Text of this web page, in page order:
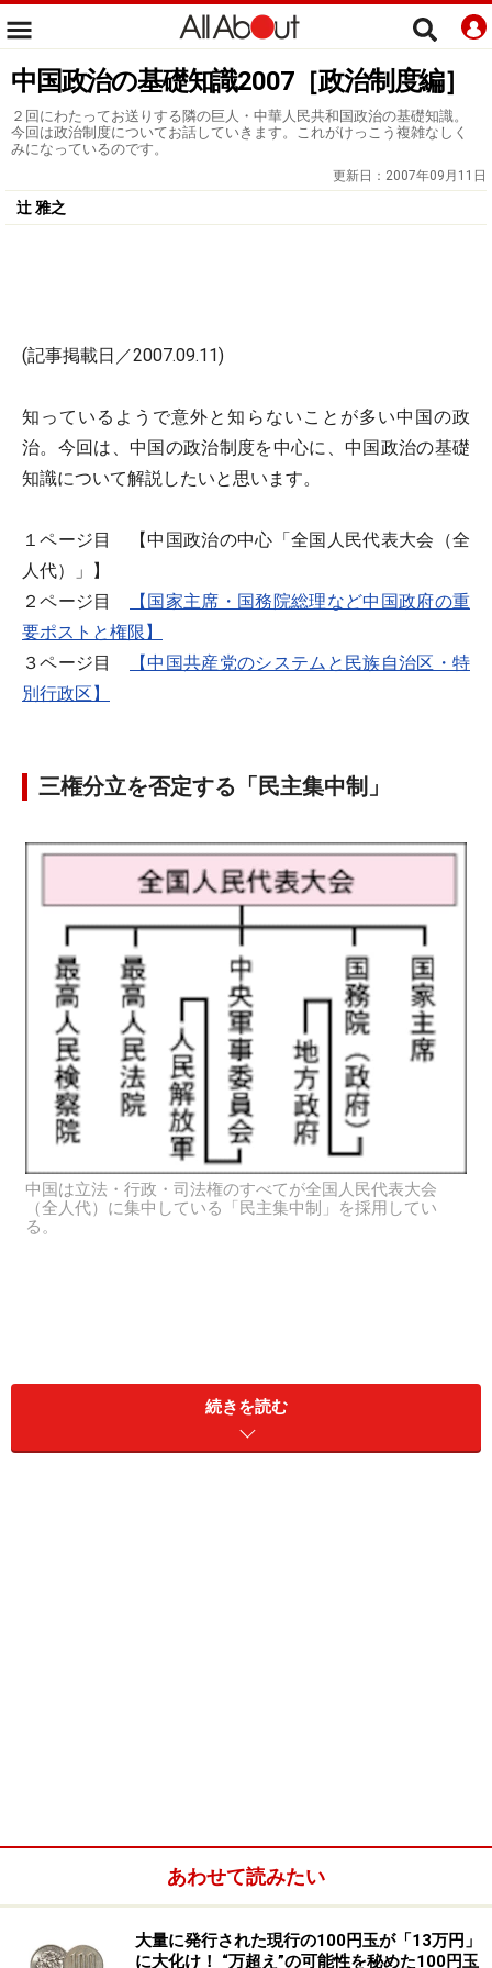
中国政治の基礎知識2007［政治制度編］
２回にわたってお送りする隣の巨人・中華人民共和国政治の基礎知識。
今回は政治制度についてお話していきます。これがけっこう複雑なしく
みになっているのです。
更新日： 2007年09月11日
辻 雅之
(記事掲載日／2007.09.11)
知っているようで意外と知らないことが多い中国の政
治。今回は、中国の政治制度を中心に、中国政治の基礎
知識について解説したいと思います。
１ページ目 【中国政治の中心「全国人民代表大会（全
人代）」】
２ページ目
【国家主席・国務院総理など中国政府の重
要ポストと権限】
３ページ目
【中国共産党のシステムと民族自治区・特
別行政区】
三権分立を否定する「民主集中制」
中国は立法・行政・司法権のすべてが全国人民代表大会
（全人代）に集中している「民主集中制」を採用してい
る。
とはいえ、13億人の人口を抱える中国でほんとうに全人
民が直接国家の政治に参加することは限りなく不可能で
す。そこで、憲法では「全国人民代表大会」（以下、
「全人代」）が人民を代表して権力を行使し、人民がそ
続きを読む
あわせて読みたい
大量に発行された現行の100円玉が「13万円」
に大化け！ “万超え”の可能性を秘めた100円玉